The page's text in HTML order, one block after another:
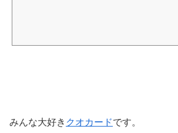
みんな大好き クオカードです。